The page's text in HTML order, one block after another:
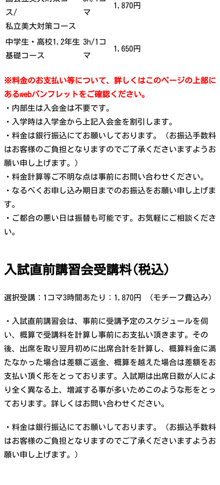
ス/
私立美大対策コース
マ
1,870円
中学生・高校1,2年生
基礎コース
3h/1コ
マ
1,650円
※料金のお支払い等について、詳しくはこのページの上部に
あるwebパンフレットをご確認ください。
・内部生は入会金は不要です。
・入学時は入学金から上記入会金を割引します。
・料金は銀行振込にてお願いしております。（お振込手数料
はお客様のご負担となりますのでご了承くださいますようお
願い申し上げます。）
・料金計算等ご不明な点は事前にお問い合わせください。
・なるべくお申し込み期日までのお振込をお願い申し上げま
す。
・ご都合の悪い日は振替も可能です。お気軽にご相談くださ
い。
入試直前講習会受講料(税込)
選択受講：1コマ3時間あたり：1,870円 (モチーフ費込み）
・入試直前講習会は、事前に受講予定のスケジュールを伺
い、概算で受講料を計算し事前にお支払い頂きます。その
後、出席を取り翌月初めに出席合計を計算し、概算料金に満
たなかった場合は差額ご返金、概算を越えた場合は差額をお
支払い頂く形をとっております。入試期は出席日数が人によ
り全く異なる上、増減する事が多いためこのような形をとっ
ております。詳しくはお問い合わせください。
・料金は銀行振込にてお願いしております。（お振込手数料
はお客様のご負担となりますのでご了承くださいますようお
願い申し上げます。）